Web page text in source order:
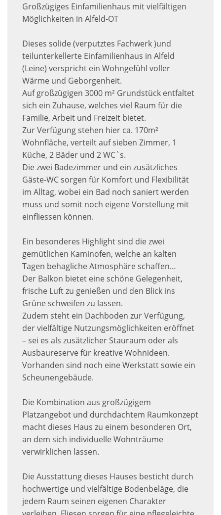
Großzügiges Einfamilienhaus mit vielfältigen
Möglichkeiten in Alfeld-OT
Dieses solide (verputztes Fachwerk )und
teilunterkellerte Einfamilienhaus in Alfeld
(Leine) verspricht ein Wohngefühl voller
Wärme und Geborgenheit.
Auf großzügigen 3000 m² Grundstück entfaltet
sich ein Zuhause, welches viel Raum für die
Familie, Arbeit und Freizeit bietet.
Zur Verfügung stehen hier ca. 170m²
Wohnfläche, verteilt auf sieben Zimmer, 1
Küche, 2 Bäder und 2 WC`s.
Die zwei Badezimmer und ein zusätzliches
Gäste-WC sorgen für Komfort und Flexibilität
im Alltag, wobei ein Bad noch saniert werden
muss und somit noch eigene Vorstellung mit
einfliessen können.
Ein besonderes Highlight sind die zwei
gemütlichen Kaminofen, welche an kalten
Tagen behagliche Atmosphäre schaffen…
Der Balkon bietet eine schöne Gelegenheit,
frische Luft zu genießen und den Blick ins
Grüne schweifen zu lassen.
Zudem steht ein Dachboden zur Verfügung,
der vielfältige Nutzungsmöglichkeiten eröffnet
– sei es als zusätzlicher Stauraum oder als
Ausbaureserve für kreative Wohnideen.
Vorhanden sind noch eine Werkstatt sowie ein
Scheunengebäude.
Die Kombination aus großzügigem
Platzangebot und durchdachtem Raumkonzept
macht dieses Haus zu einem besonderen Ort,
an dem sich individuelle Wohnträume
verwirklichen lassen.
Die Ausstattung dieses Hauses besticht durch
hochwertige und vielfältige Bodenbeläge, die
jedem Raum seinen eigenen Charakter